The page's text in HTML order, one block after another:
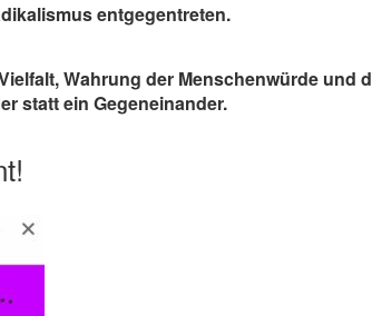
entgegentreten.
Wahrung der Menschenwürde und
statt ein Gegeneinander.